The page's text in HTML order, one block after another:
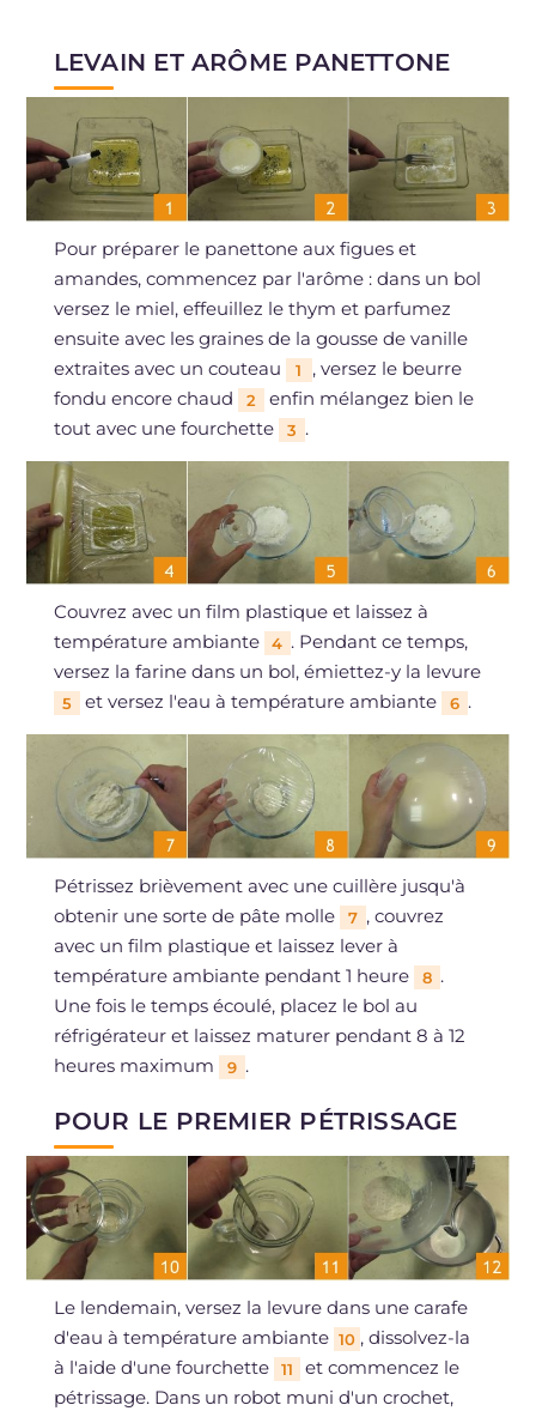
LEVAIN ET ARÔME PANETTONE
Pour préparer le panettone aux figues et
amandes, commencez par l'arôme : dans un bol
versez le miel, effeuillez le thym et parfumez
ensuite avec les graines de la gousse de vanille
extraites avec un couteau
1
, versez le beurre
fondu encore chaud
2
enfin mélangez bien le
tout avec une fourchette
3 .
Couvrez avec un film plastique et laissez à
température ambiante
4 . Pendant ce temps,
versez la farine dans un bol, émiettez-y la levure
5 et versez l'eau à température ambiante 6 .
Pétrissez brièvement avec une cuillère jusqu'à
obtenir une sorte de pâte molle
7 , couvrez
avec un film plastique et laissez lever à
température ambiante pendant 1 heure
8 .
Une fois le temps écoulé, placez le bol au
réfrigérateur et laissez maturer pendant 8 à 12
heures maximum
9 .
POUR LE PREMIER PÉTRISSAGE
Le lendemain, versez la levure dans une carafe
d'eau à température ambiante 10 , dissolvez-la
à l'aide d'une fourchette
11
et commencez le
pétrissage. Dans un robot muni d'un crochet,